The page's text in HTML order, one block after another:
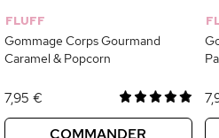
FLUFF
Gommage Corps Gourmand
Caramel & Popcorn
7,95 €
COMMANDER